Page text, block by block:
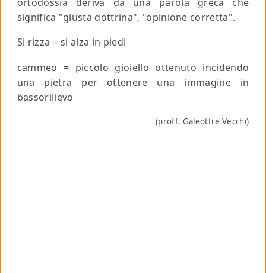
significa "giusta dottrina", "opinione corretta".
Si rizza = si alza in piedi
cammeo = piccolo gioiello ottenuto incidendo
una pietra per ottenere una immagine in
bassorilievo
(proff. Galeotti e Vecchi)